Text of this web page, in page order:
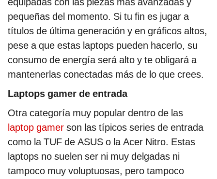
pequeñas del momento. Si tu fin es jugar a
títulos de última generación y en gráficos altos,
pese a que estas laptops pueden hacerlo, su
consumo de energía será alto y te obligará a
mantenerlas conectadas más de lo que crees.
Laptops gamer de entrada
Otra categoría muy popular dentro de las
laptop gamer son las típicos series de entrada
como la TUF de ASUS o la Acer Nitro. Estas
laptops no suelen ser ni muy delgadas ni
tampoco muy voluptuosas, pero tampoco